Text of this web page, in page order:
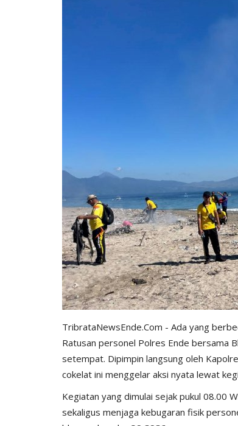
TribrataNewsEnde.Com - Ada yang
Ratusan personel Polres Ende bersama
setempat. Dipimpin langsung oleh
cokelat ini menggelar aksi nyata lewat
​Kegiatan yang dimulai sejak pukul 08.00
sekaligus menjaga kebugaran fisik